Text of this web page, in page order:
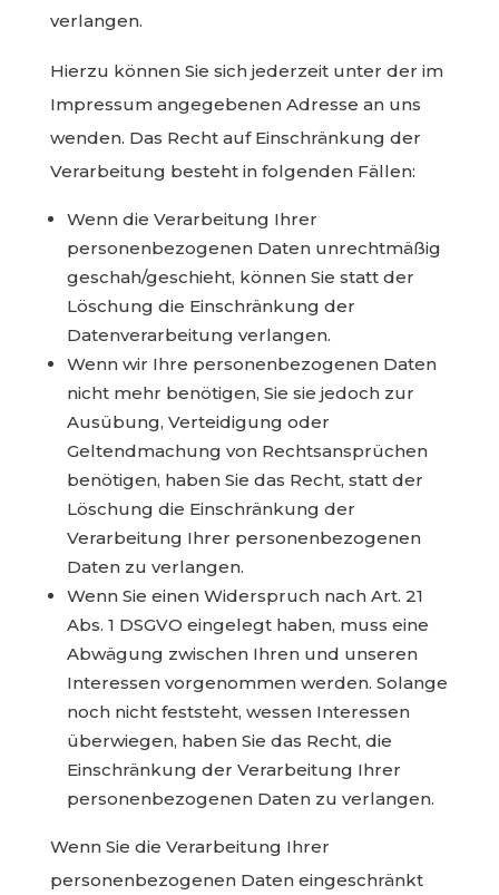
verlangen.
Hierzu können Sie sich jederzeit unter der im
Impressum angegebenen Adresse an uns
wenden. Das Recht auf Einschränkung der
Verarbeitung besteht in folgenden Fällen:
Wenn die Verarbeitung Ihrer
personenbezogenen Daten unrechtmäßig
geschah/geschieht, können Sie statt der
Löschung die Einschränkung der
Datenverarbeitung verlangen.
Wenn wir Ihre personenbezogenen Daten
nicht mehr benötigen, Sie sie jedoch zur
Ausübung, Verteidigung oder
Geltendmachung von Rechtsansprüchen
benötigen, haben Sie das Recht, statt der
Löschung die Einschränkung der
Verarbeitung Ihrer personenbezogenen
Daten zu verlangen.
Wenn Sie einen Widerspruch nach Art. 21
Abs. 1 DSGVO eingelegt haben, muss eine
Abwägung zwischen Ihren und unseren
Interessen vorgenommen werden. Solange
noch nicht feststeht, wessen Interessen
überwiegen, haben Sie das Recht, die
Einschränkung der Verarbeitung Ihrer
personenbezogenen Daten zu verlangen.
Wenn Sie die Verarbeitung Ihrer
personenbezogenen Daten eingeschränkt